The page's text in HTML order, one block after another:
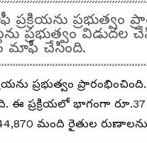
ప్రభుత్వం
ప్రభుత్వం
మాఫీ చేసింది.
ప్రభుత్వం
ఈ ప్రక్రియలో భాగంగా
మంది రైతుల